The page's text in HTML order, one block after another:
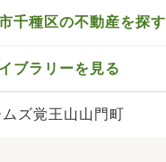
千種区の不動産を探す
ブラリーを見る
ズ覚王山山門町